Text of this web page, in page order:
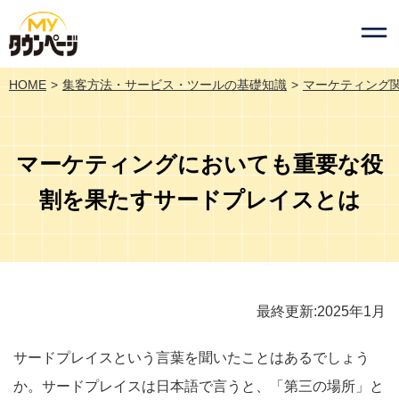
HOME 集客方法・サービス・ツールの基礎知識 マーケティング
マーケティングにおいても重要な役
割を果たすサードプレイスとは
最終更新:2025年1月
サードプレイスという言葉を聞いたことはあるでしょう
か。サードプレイスは日本語で言うと、「第三の場所」と